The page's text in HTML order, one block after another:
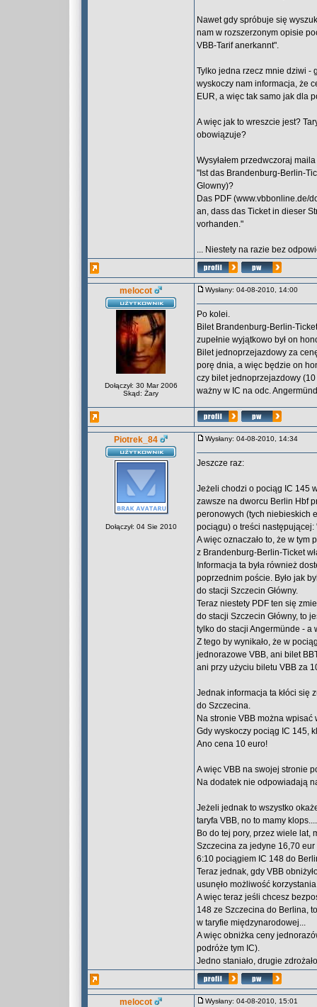
Nawet gdy spróbuje się
nam w rozszerzonym opisie
VBB-Tarif anerkannt".
Tylko jedna rzecz mnie dziwi -
wyskoczy nam informacja, że
EUR, a więc tak samo jak dla
A więc jak to wreszcie jest?
obowiązuje?
Wysyłałem przedwczoraj
"Ist das Brandenburg-Berlin-
Glowny)?
Das PDF (www.vbbonline.de/
an, dass das Ticket in dieser
vorhanden."
... Niestety na razie bez
melocot
Dołączył: 30 Mar 2006
Skąd: Żary
Wysłany: 04-08-2010, 14:00
Po kolei.
Bilet Brandenburg-Berlin-
zupełnie wyjątkowo był on
Bilet jednoprzejazdowy za
porę dnia, a więc będzie on
czy bilet jednoprzejazdowy
ważny w IC na odc.
Piotrek_84
Dołączył: 04 Sie 2010
Wysłany: 04-08-2010, 14:34
Jeszcze raz:
Jeżeli chodzi o pociąg IC 145
zawsze na dworcu Berlin Hbf
peronowych (tych niebieskich
pociągu) o treści następującej:
A więc oznaczało to, że w
z Brandenburg-Berlin-Ticket
Informacja ta była również
poprzednim poście. Było jak
do stacji Szczecin Główny.
Teraz niestety PDF ten się
do stacji Szczecin Główny, to
tylko do stacji Angermünde - a
Z tego by wynikało, że w
jednorazowe VBB, ani bilet
ani przy użyciu biletu VBB za
Jednak informacja ta kłóci się
do Szczecina.
Na stronie VBB można wpisać
Gdy wyskoczy pociąg IC 145,
Ano cena 10 euro!
A więc VBB na swojej stronie
Na dodatek nie odpowiadają
Jeżeli jednak to wszystko
taryfa VBB, no to mamy klops....
Bo do tej pory, przez wiele
Szczecina za jedyne 16,70
6:10 pociągiem IC 148 do
Teraz jednak, gdy VBB
usunęło możliwość
A więc teraz jeśli chcesz
148 ze Szczecina do Berlina,
w taryfie międzynarodowej...
A więc obniżka ceny
podróże tym IC).
Jedno staniało, drugie
melocot Wysłany: 04-08-2010, 15:01